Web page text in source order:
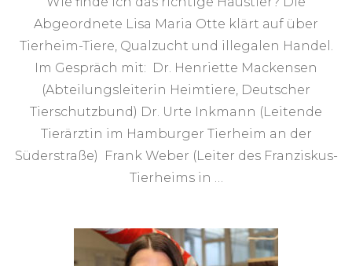
Abgeordnete Lisa Maria Otte klärt auf über
Tierheim-Tiere, Qualzucht und illegalen Handel.
Im Gespräch mit: Dr. Henriette Mackensen
(Abteilungsleiterin Heimtiere, Deutscher
Tierschutzbund) Dr. Urte Inkmann (Leitende
Tierärztin im Hamburger Tierheim an der
Süderstraße) Frank Weber (Leiter des Franziskus-
Tierheims in …